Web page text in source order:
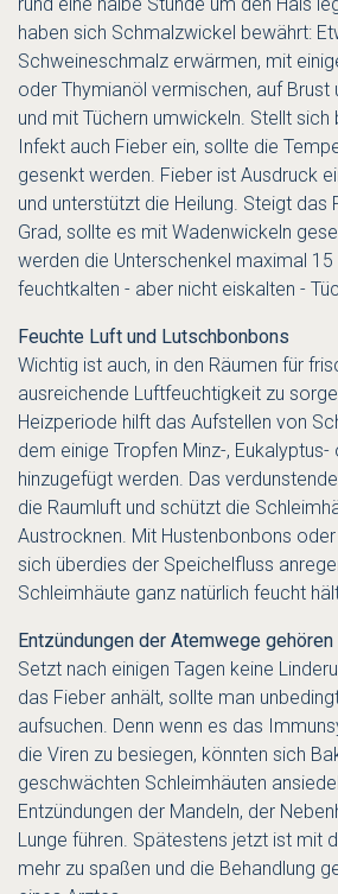
rund eine halbe Stunde um den Hals
haben sich Schmalzwickel bewährt:
Schweineschmalz erwärmen, mit
oder Thymianöl vermischen, auf Brust
und mit Tüchern umwickeln. Stellt sich
Infekt auch Fieber ein, sollte die
gesenkt werden. Fieber ist Ausdruck
und unterstützt die Heilung. Steigt das
Grad, sollte es mit Wadenwickeln
werden die Unterschenkel maximal
feuchtkalten - aber nicht eiskalten -
Feuchte Luft und Lutschbonbons
Wichtig ist auch, in den Räumen für
ausreichende Luftfeuchtigkeit zu
Heizperiode hilft das Aufstellen von
dem einige Tropfen Minz-, Eukalyptus-
hinzugefügt werden. Das
die Raumluft und schützt die
Austrocknen. Mit Hustenbonbons
sich überdies der Speichelfluss
Schleimhäute ganz natürlich feucht
Entzündungen der Atemwege
Setzt nach einigen Tagen keine
das Fieber anhält, sollte man
aufsuchen. Denn wenn es das
die Viren zu besiegen, könnten sich
geschwächten Schleimhäuten
Entzündungen der Mandeln, der
Lunge führen. Spätestens jetzt ist mit
mehr zu spaßen und die Behandlung